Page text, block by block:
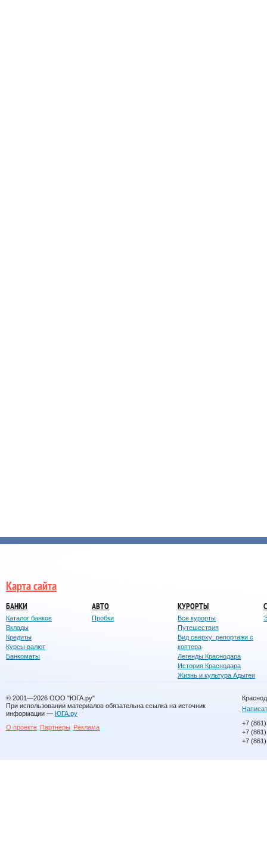
Карта сайта
БАНКИ
Каталог банков
Вклады
Кредиты
Курсы валют
Банкоматы
АВТО
Пробки
КУРОРТЫ
Все курорты
Путешествия
Вид сверху: репортажи с
коптера
Легенды Краснодара
История Краснодара
Жизнь и культура Адыгеи
© 2001—2026 ООО "ЮГА.ру"
При использовании материалов обязательна ссылка на источник
информации — ЮГА.ру
О проекте Партнеры Реклама
+7
+7
+7